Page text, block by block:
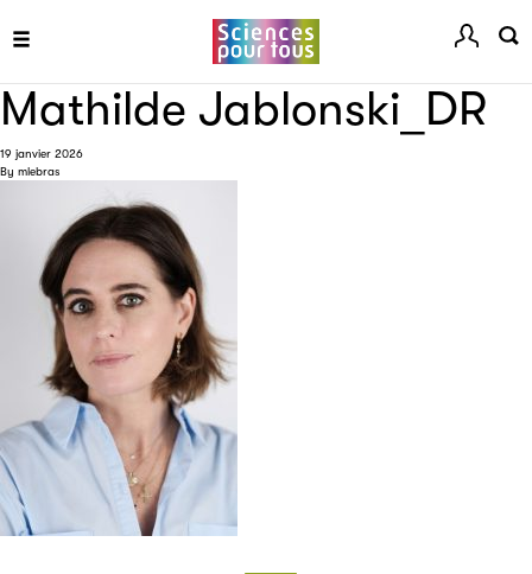
Mathilde Jablonski_DR
19 janvier 2026
By mlebras
d’emploi à pourvoir dans le secteur de l'édition.
Clic.EDIt
Clic.EDIt, pour faciliter les échanges informatisés entre
tous les acteurs de la filière de la fabrication de livres.
Les petits champions de la lecture